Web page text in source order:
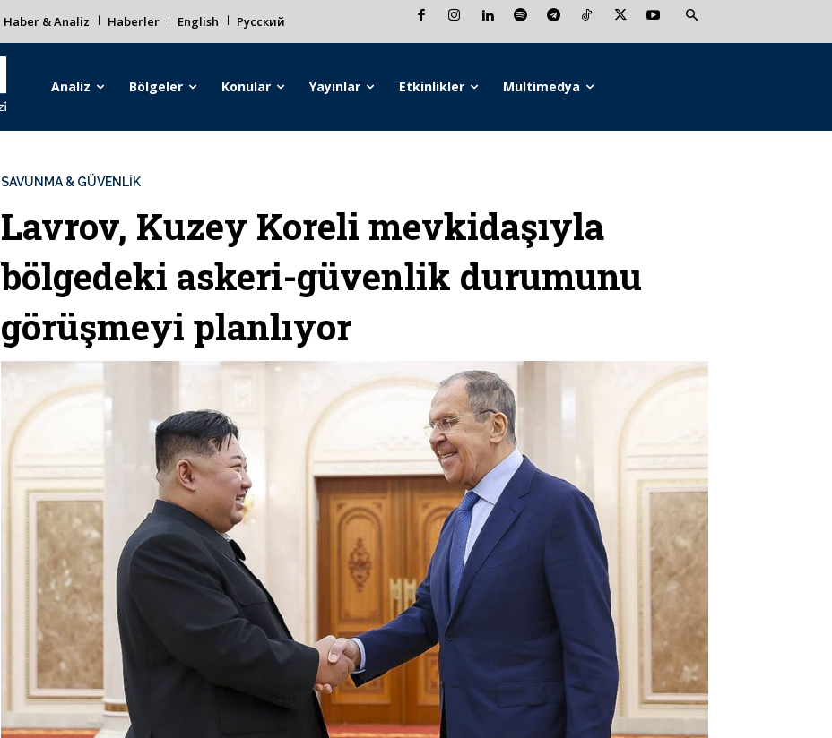
Haber & Analiz Haberler English Русский
Analiz Bölgeler Konular Yayınlar Etkinlikler Multimedya
SAVUNMA & GÜVENLİK
Lavrov, Kuzey Koreli mevkidaşıyla
bölgedeki askeri-güvenlik durumunu
görüşmeyi planlıyor